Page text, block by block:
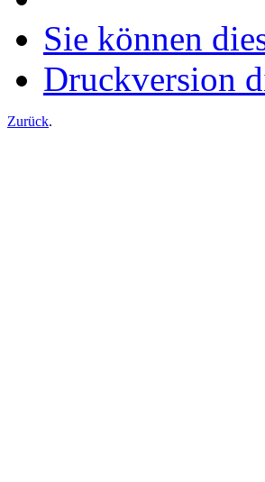
Sie können
Druckversion
Zurück.